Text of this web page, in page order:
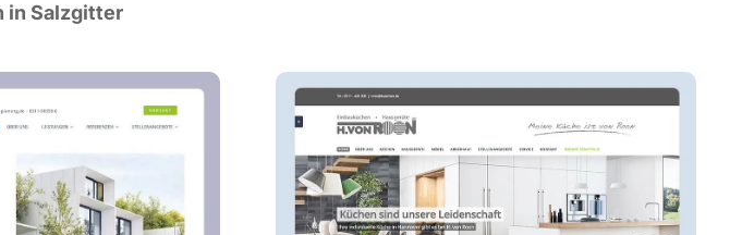
in Salzgitter